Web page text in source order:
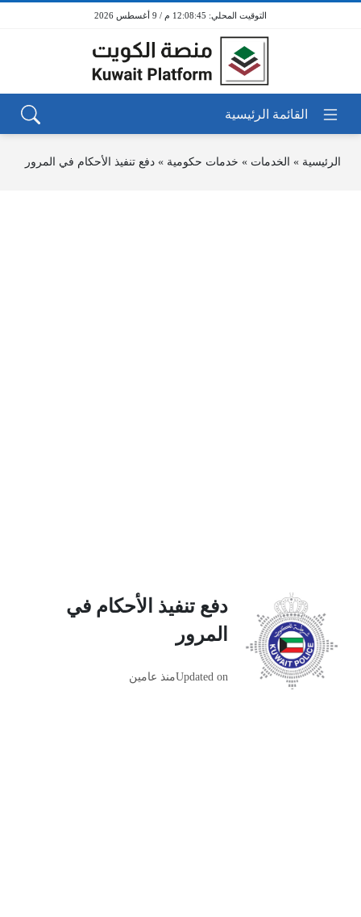
12:08:45 م / 9 أغسطس 2026
الرئيسية » الخدمات » خدمات حكومية » دفع تنفيذ الأحكام في المرور
دفع تنفيذ الأحكام في
المرور
Updated onمنذ عامين